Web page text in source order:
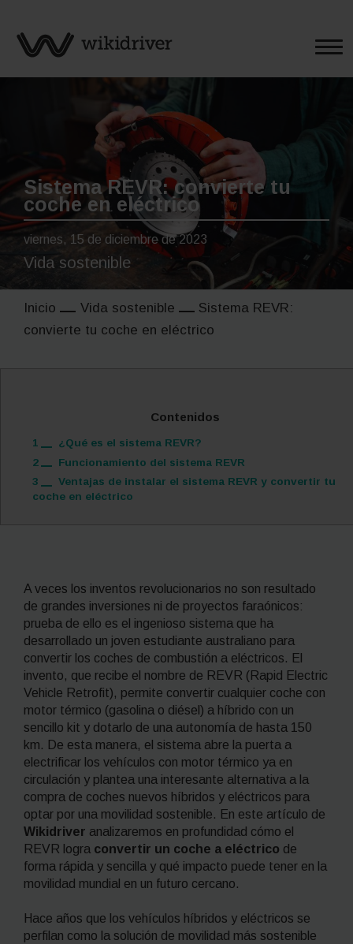
Sistema REVR: convierte tu
coche en eléctrico
viernes, 15 de diciembre de 2023
Vida sostenible
Inicio Vida sostenible
Sistema REVR:
convierte tu coche en eléctrico
Contenidos
1
¿Qué es el sistema REVR?
2
Funcionamiento del sistema REVR
3
Ventajas de instalar el sistema REVR y convertir tu
coche en eléctrico
A veces los inventos revolucionarios no son resultado
de grandes inversiones ni de proyectos faraónicos:
prueba de ello es el ingenioso sistema que ha
desarrollado un joven estudiante australiano para
convertir los coches de combustión a eléctricos. El
invento, que recibe el nombre de REVR (Rapid Electric
Vehicle Retrofit), permite convertir cualquier coche con
motor térmico (gasolina o diésel) a híbrido con un
sencillo kit y dotarlo de una autonomía de hasta 150
km. De esta manera, el sistema abre la puerta a
electrificar los vehículos con motor térmico ya en
circulación y plantea una interesante alternativa a la
compra de coches nuevos híbridos y eléctricos para
optar por una movilidad sostenible. En este artículo de
Wikidriver analizaremos en profundidad cómo el
REVR logra convertir un coche a eléctrico de
forma rápida y sencilla y qué impacto puede tener en la
movilidad mundial en un futuro cercano.
Hace años que los vehículos híbridos y eléctricos se
perfilan como la solución de movilidad más sostenible